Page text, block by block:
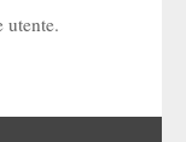
utente.